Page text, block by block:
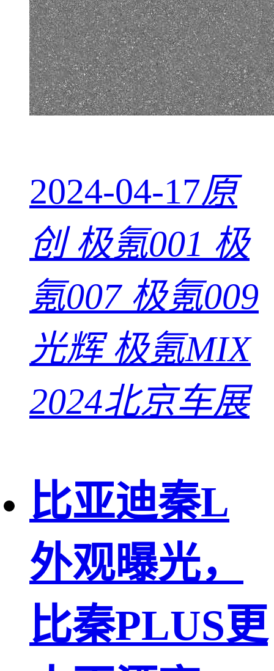
2024-04-17原
创 极氪001 极
氪007 极氪009
光辉 极氪MIX
2024北京车展
比亚迪秦L
外观曝光，
比秦PLUS更